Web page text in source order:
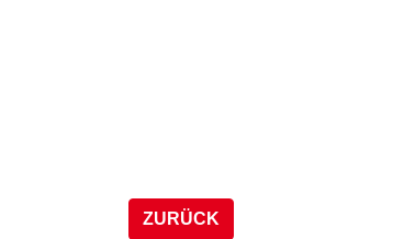
ZURÜCK